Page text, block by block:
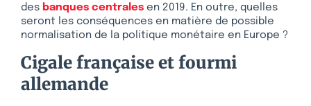
des banques centrales en 2019. En outre, quelles
seront les conséquences en matière de possible
normalisation de la politique monétaire en Europe ?
Cigale française et fourmi
allemande